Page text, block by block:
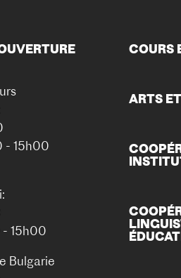
- 15h00
- 15h00
Bulgarie
COURS
ARTS